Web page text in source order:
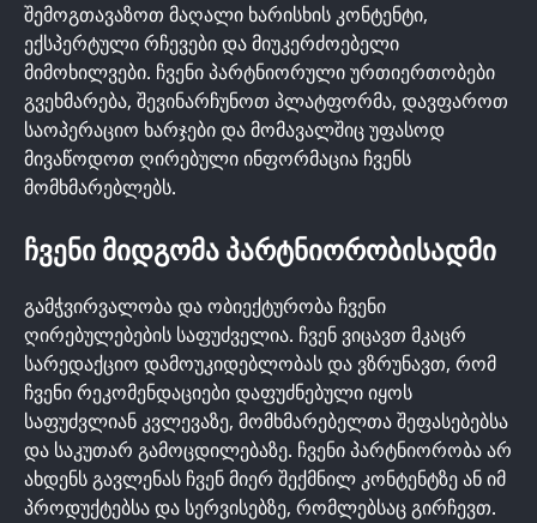
შემოგთავაზოთ მაღალი ხარისხის კონტენტი,
ექსპერტული რჩევები და მიუკერძოებელი
მიმოხილვები. ჩვენი პარტნიორული ურთიერთობები
გვეხმარება, შევინარჩუნოთ პლატფორმა, დავფაროთ
საოპერაციო ხარჯები და მომავალშიც უფასოდ
მივაწოდოთ ღირებული ინფორმაცია ჩვენს
მომხმარებლებს.
ᲩᲕᲔᲜᲘ ᲛᲘᲓᲒᲝᲛᲐ ᲞᲐᲠᲢᲜᲘᲝᲠᲝᲑᲘᲡᲐᲓᲛᲘ
გამჭვირვალობა და ობიექტურობა ჩვენი
ღირებულებების საფუძველია. ჩვენ ვიცავთ მკაცრ
სარედაქციო დამოუკიდებლობას და ვზრუნავთ, რომ
ჩვენი რეკომენდაციები დაფუძნებული იყოს
საფუძვლიან კვლევაზე, მომხმარებელთა შეფასებებსა
და საკუთარ გამოცდილებაზე. ჩვენი პარტნიორობა არ
ახდენს გავლენას ჩვენ მიერ შექმნილ კონტენტზე ან იმ
პროდუქტებსა და სერვისებზე, რომლებსაც გირჩევთ.